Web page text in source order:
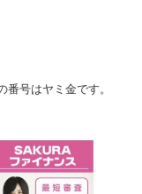
番号はヤミ金です。